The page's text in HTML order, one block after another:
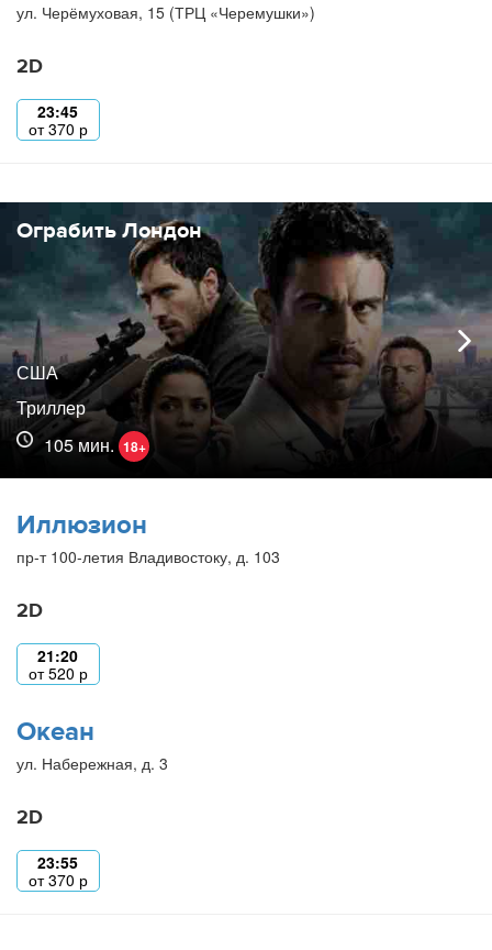
ул. Черёмуховая, 15 (ТРЦ «Черемушки»)
2D
23:45
от370 р
Ограбить Лондон
США
Триллер
105 мин. 18+
Иллюзион
пр-т 100-летия Владивостоку, д. 103
2D
21:20
от520 р
Океан
ул. Набережная, д. 3
2D
23:55
от370 р